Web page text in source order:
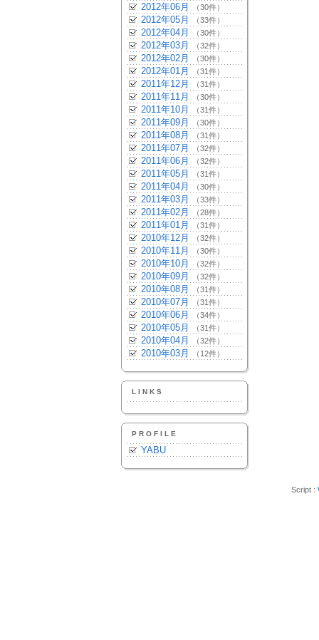
2012年06月 （30件）
2012年05月 （33件）
2012年04月 （30件）
2012年03月 （32件）
2012年02月 （30件）
2012年01月 （31件）
2011年12月 （31件）
2011年11月 （30件）
2011年10月 （31件）
2011年09月 （30件）
2011年08月 （31件）
2011年07月 （32件）
2011年06月 （32件）
2011年05月 （31件）
2011年04月 （30件）
2011年03月 （33件）
2011年02月 （28件）
2011年01月 （31件）
2010年12月 （32件）
2010年11月 （30件）
2010年10月 （32件）
2010年09月 （32件）
2010年08月 （31件）
2010年07月 （31件）
2010年06月 （34件）
2010年05月 （31件）
2010年04月 （32件）
2010年03月 （12件）
LINKS
PROFILE
YABU
Script :